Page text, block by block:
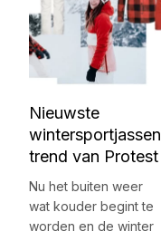
Nieuwste
wintersportjassen
trend van Protest
Nu het buiten weer
wat kouder begint te
worden en de winter